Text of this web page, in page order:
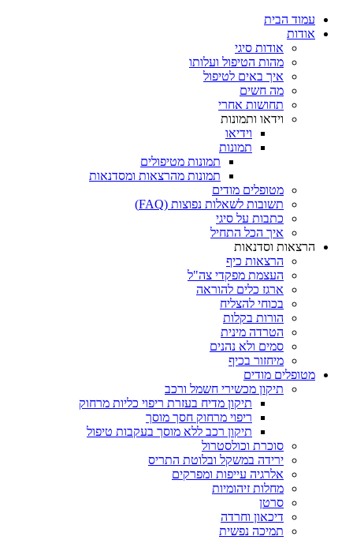
עמוד הבית
אודות
אודות סיגי
מהות הטיפול ועלותו
איך באים לטיפול
מה חשים
תחושות אחרי
וידאו ותמונות
וידיאו
תמונות
תמונות מטיפולים
תמונות מהרצאות ומסדנאות
מטופלים מודים
תשובות לשאלות נפוצות (FAQ)
כתבות על סיגי
איך הכל התחיל
הרצאות וסדנאות
הרצאות כיף
העצמת מפקדי צה"ל
ארגז כלים להוראה
בכוחי להצליח
הורות בקלות
הטרדה מינית
סמים ולא נהנים
מיחזור בכיף
מטופלים מודים
תיקון מכשירי חשמל ורכב
תיקון מדיח בעזרת ריפוי כליות מרחוק
ריפוי מרחוק חסך מוסך
תיקון רכב ללא מוסך בעקבות טיפול
סוכרת וכולסטרול
ירידה במשקל ובלוטת התריס
אלרגיה עייפות ומפרקים
מחלות זיהומיות
סרטן
דיכאון וחרדה
תמיכה נפשית